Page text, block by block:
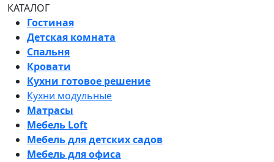
КАТАЛОГ
Гостиная
Детская комната
Спальня
Кровати
Кухни готовое решение
Кухни модульные
Матрасы
Мебель Loft
Мебель для детских садов
Мебель для офиса